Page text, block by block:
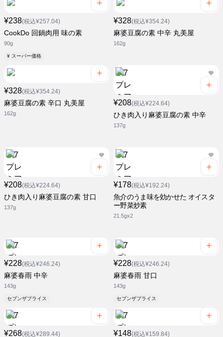
¥238(税込¥257.04)
CookDo 回鍋肉用 味の素
90g
¥ スーパー価格
¥328(税込¥354.24)
麻婆豆腐の素 中辛 丸美屋
162g
¥328(税込¥354.24)
麻婆豆腐の素 辛口 丸美屋
162g
¥208(税込¥224.64)
ひき肉入り麻婆豆腐の素 中辛
137g
¥208(税込¥224.64)
ひき肉入り麻婆豆腐の素 甘口
137g
¥178(税込¥192.24)
魚介のうま味を効かせた オイスタ
ー野菜炒素
21.5gx2
¥228(税込¥246.24)
麻婆春雨 中辛
143g
セブンザプライス
¥228(税込¥246.24)
麻婆春雨 甘口
143g
セブンザプライス
¥268(税込¥289.44) ¥148(税込¥159.84)